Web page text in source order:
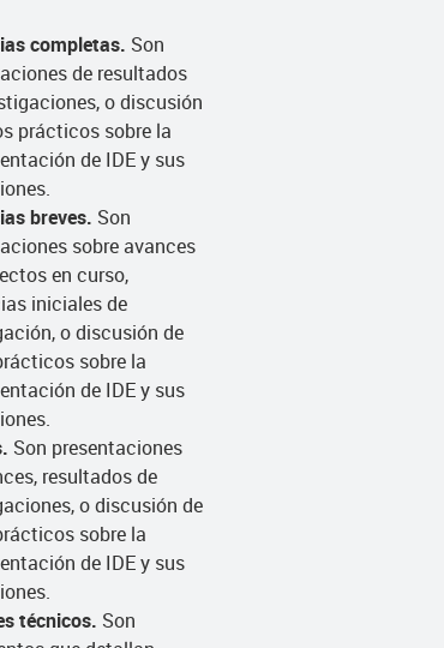
completas. Son
de resultados
o discusión
prácticos sobre la
de IDE y sus
breves. Son
sobre avances
en curso,
iniciales de
o discusión de
sobre la
de IDE y sus
Son presentaciones
resultados de
o discusión de
sobre la
de IDE y sus
técnicos. Son